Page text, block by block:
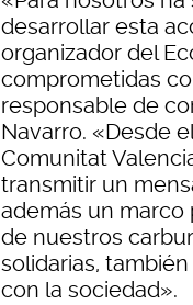
desarrollar esta
organizador del
comprometidas
responsable de
Navarro. «Desde
Comunitat
transmitir un
además un
de nuestros
solidarias,
con la sociedad».